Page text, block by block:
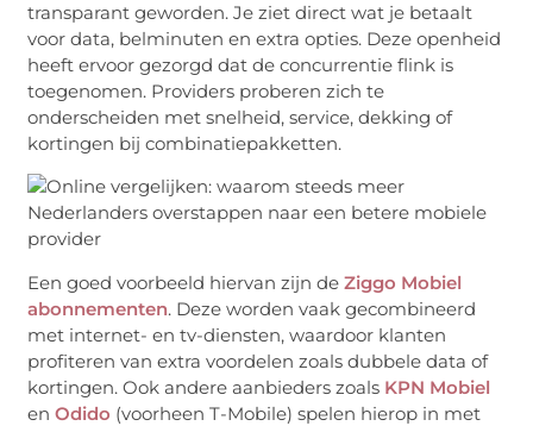
transparant geworden. Je ziet direct wat je betaalt
voor data, belminuten en extra opties. Deze openheid
heeft ervoor gezorgd dat de concurrentie flink is
toegenomen. Providers proberen zich te
onderscheiden met snelheid, service, dekking of
kortingen bij combinatiepakketten.
Een goed voorbeeld hiervan zijn deZiggo Mobiel
abonnementen. Deze worden vaak gecombineerd
met internet- en tv-diensten, waardoor klanten
profiteren van extra voordelen zoals dubbele data of
kortingen. Ook andere aanbieders zoals KPN Mobiel
enOdido (voorheen T-Mobile) spelen hierop in met